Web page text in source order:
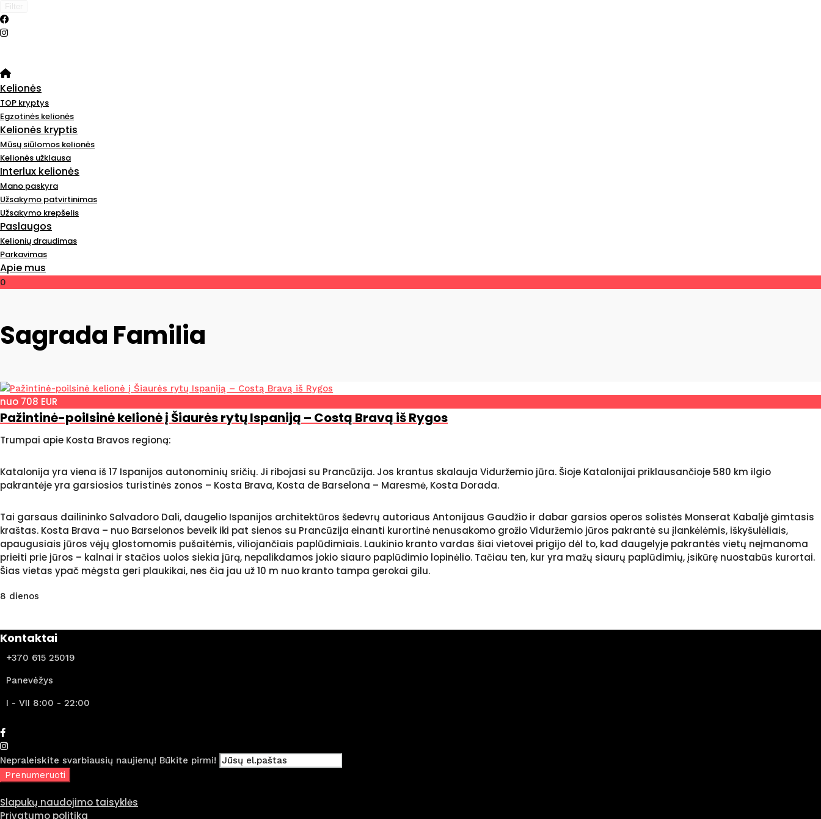
Kelionės
TOP kryptys
Egzotinės kelionės
Kelionės kryptis
Mūsų siūlomos kelionės
Kelionės užklausa
Interlux kelionės
Mano paskyra
Užsakymo patvirtinimas
Užsakymo krepšelis
Paslaugos
Kelionių draudimas
Parkavimas
Apie mus
0
Sagrada Familia
nuo 708 EUR
Pažintinė-poilsinė kelionė į Šiaurės rytų Ispaniją – Costą Bravą iš Rygos
Trumpai apie Kosta Bravos regioną:
Katalonija yra viena iš 17 Ispanijos autonominių sričių. Ji ribojasi su Prancūzija. Jos krantus skalauja Viduržemio jūra. Šioje Katalonijai priklausančioje 580 km ilgio
pakrantėje yra garsiosios turistinės zonos – Kosta Brava, Kosta de Barselona – Maresmė, Kosta Dorada.
Tai garsaus dailininko Salvadoro Dali, daugelio Ispanijos architektūros šedevrų autoriaus Antonijaus Gaudžio ir dabar garsios operos solistės Monserat Kabaljė gimtasis
kraštas. Kosta Brava – nuo Barselonos beveik iki pat sienos su Prancūzija einanti kurortinė nenusakomo grožio Viduržemio jūros pakrantė su įlankėlėmis, iškyšulėliais,
apaugusiais jūros vėjų glostomomis pušaitėmis, viliojančiais paplūdimiais. Laukinio kranto vardas šiai vietovei prigijo dėl to, kad daugelyje pakrantės vietų neįmanoma
prieiti prie jūros – kalnai ir stačios uolos siekia jūrą, nepalikdamos jokio siauro paplūdimio lopinėlio. Tačiau ten, kur yra mažų siaurų paplūdimių, įsikūrę nuostabūs kurortai.
Šias vietas ypač mėgsta geri plaukikai, nes čia jau už 10 m nuo kranto tampa gerokai gilu.
8 dienos
Kontaktai
+370 615 25019
Panevėžys
I - VII 8:00 - 22:00
Nepraleiskite svarbiausių naujienų! Būkite pirmi!
Slapukų naudojimo taisyklės
Privatumo politika